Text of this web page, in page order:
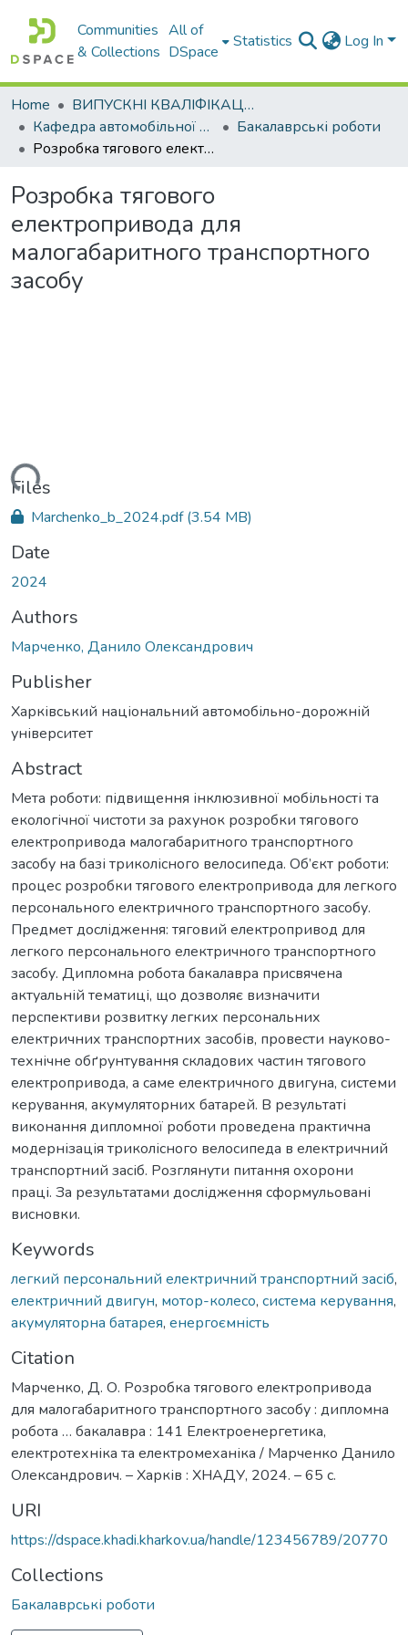
Communities
& Collections
All of
DSpace
Statistics Log In
Home
ВИПУСКНІ КВАЛІФІКАЦІЙНІ РОБОТИ
Кафедра автомобільної електроніки
Бакалаврські роботи
Розробка тягового електропривода для малогабаритного транспортного засобу
Розробка тягового
електропривода для
малогабаритного транспортного
засобу
Files
Marchenko_b_2024.pdf(3.54 MB)
Date
2024
Authors
Марченко, Данило Олександрович
Publisher
Харківський національний автомобільно-дорожній
університет
Abstract
Мета роботи: підвищення інклюзивної мобільності та
екологічної чистоти за рахунок розробки тягового
електропривода малогабаритного транспортного
засобу на базі триколісного велосипеда. Об’єкт роботи:
процес розробки тягового електропривода для легкого
персонального електричного транспортного засобу.
Предмет дослідження: тяговий електропривод для
легкого персонального електричного транспортного
засобу. Дипломна робота бакалавра присвячена
актуальній тематиці, що дозволяє визначити
перспективи розвитку легких персональних
електричних транспортних засобів, провести науково-
технічне обґрунтування складових частин тягового
електропривода, а саме електричного двигуна, системи
керування, акумуляторних батарей. В результаті
виконання дипломної роботи проведена практична
модернізація триколісного велосипеда в електричний
транспортний засіб. Розглянути питання охорони
праці. За результатами дослідження сформульовані
висновки.
Keywords
легкий персональний електричний транспортний засіб,
електричний двигун, мотор-колесо, система керування,
акумуляторна батарея, енергоємність
Citation
Марченко, Д. О. Розробка тягового електропривода
для малогабаритного транспортного засобу : дипломна
робота … бакалавра : 141 Електроенергетика,
електротехніка та електромеханіка / Марченко Данило
Олександрович. – Харків : ХНАДУ, 2024. – 65 с.
URI
https://dspace.khadi.kharkov.ua/handle/123456789/20770
Collections
Бакалаврські роботи